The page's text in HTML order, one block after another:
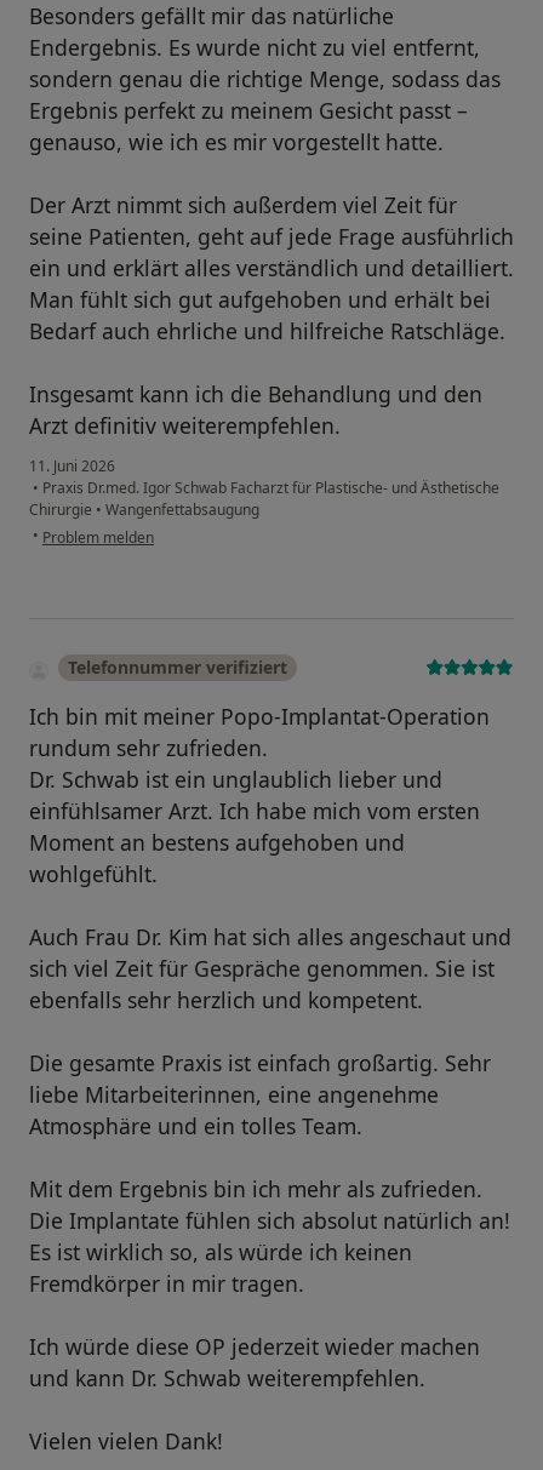
Besonders gefällt mir das natürliche
Endergebnis. Es wurde nicht zu viel entfernt,
sondern genau die richtige Menge, sodass das
Ergebnis perfekt zu meinem Gesicht passt –
genauso, wie ich es mir vorgestellt hatte.
Der Arzt nimmt sich außerdem viel Zeit für
seine Patienten, geht auf jede Frage ausführlich
ein und erklärt alles verständlich und detailliert.
Man fühlt sich gut aufgehoben und erhält bei
Bedarf auch ehrliche und hilfreiche Ratschläge.
Insgesamt kann ich die Behandlung und den
Arzt definitiv weiterempfehlen.
11. Juni 2026
• Praxis Dr.med. Igor Schwab Facharzt für Plastische- und Ästhetische
Chirurgie • Wangenfettabsaugung
• Problem melden
Telefonnummer verifiziert
Ich bin mit meiner Popo-Implantat-Operation
rundum sehr zufrieden.
Dr. Schwab ist ein unglaublich lieber und
einfühlsamer Arzt. Ich habe mich vom ersten
Moment an bestens aufgehoben und
wohlgefühlt.
Auch Frau Dr. Kim hat sich alles angeschaut und
sich viel Zeit für Gespräche genommen. Sie ist
ebenfalls sehr herzlich und kompetent.
Die gesamte Praxis ist einfach großartig. Sehr
liebe Mitarbeiterinnen, eine angenehme
Atmosphäre und ein tolles Team.
Mit dem Ergebnis bin ich mehr als zufrieden.
Die Implantate fühlen sich absolut natürlich an!
Es ist wirklich so, als würde ich keinen
Fremdkörper in mir tragen.
Ich würde diese OP jederzeit wieder machen
und kann Dr. Schwab weiterempfehlen.
Vielen vielen Dank!